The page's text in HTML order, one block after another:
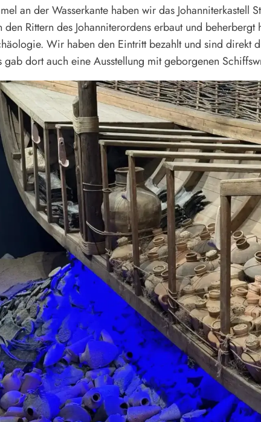
an der Wasserkante haben wir das Johanniterkastell
den Rittern des Johanniterordens erbaut und
Wir haben den Eintritt bezahlt und sind direkt
gab dort auch eine Ausstellung mit geborgenen